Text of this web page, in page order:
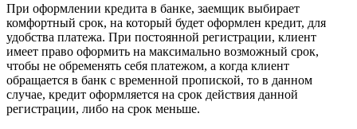
При оформлении кредита в банке, заемщик выбирает
комфортный срок, на который будет оформлен кредит, для
удобства платежа. При постоянной регистрации, клиент
имеет право оформить на максимально возможный срок,
чтобы не обременять себя платежом, а когда клиент
обращается в банк с временной пропиской, то в данном
случае, кредит оформляется на срок действия данной
регистрации, либо на срок меньше.